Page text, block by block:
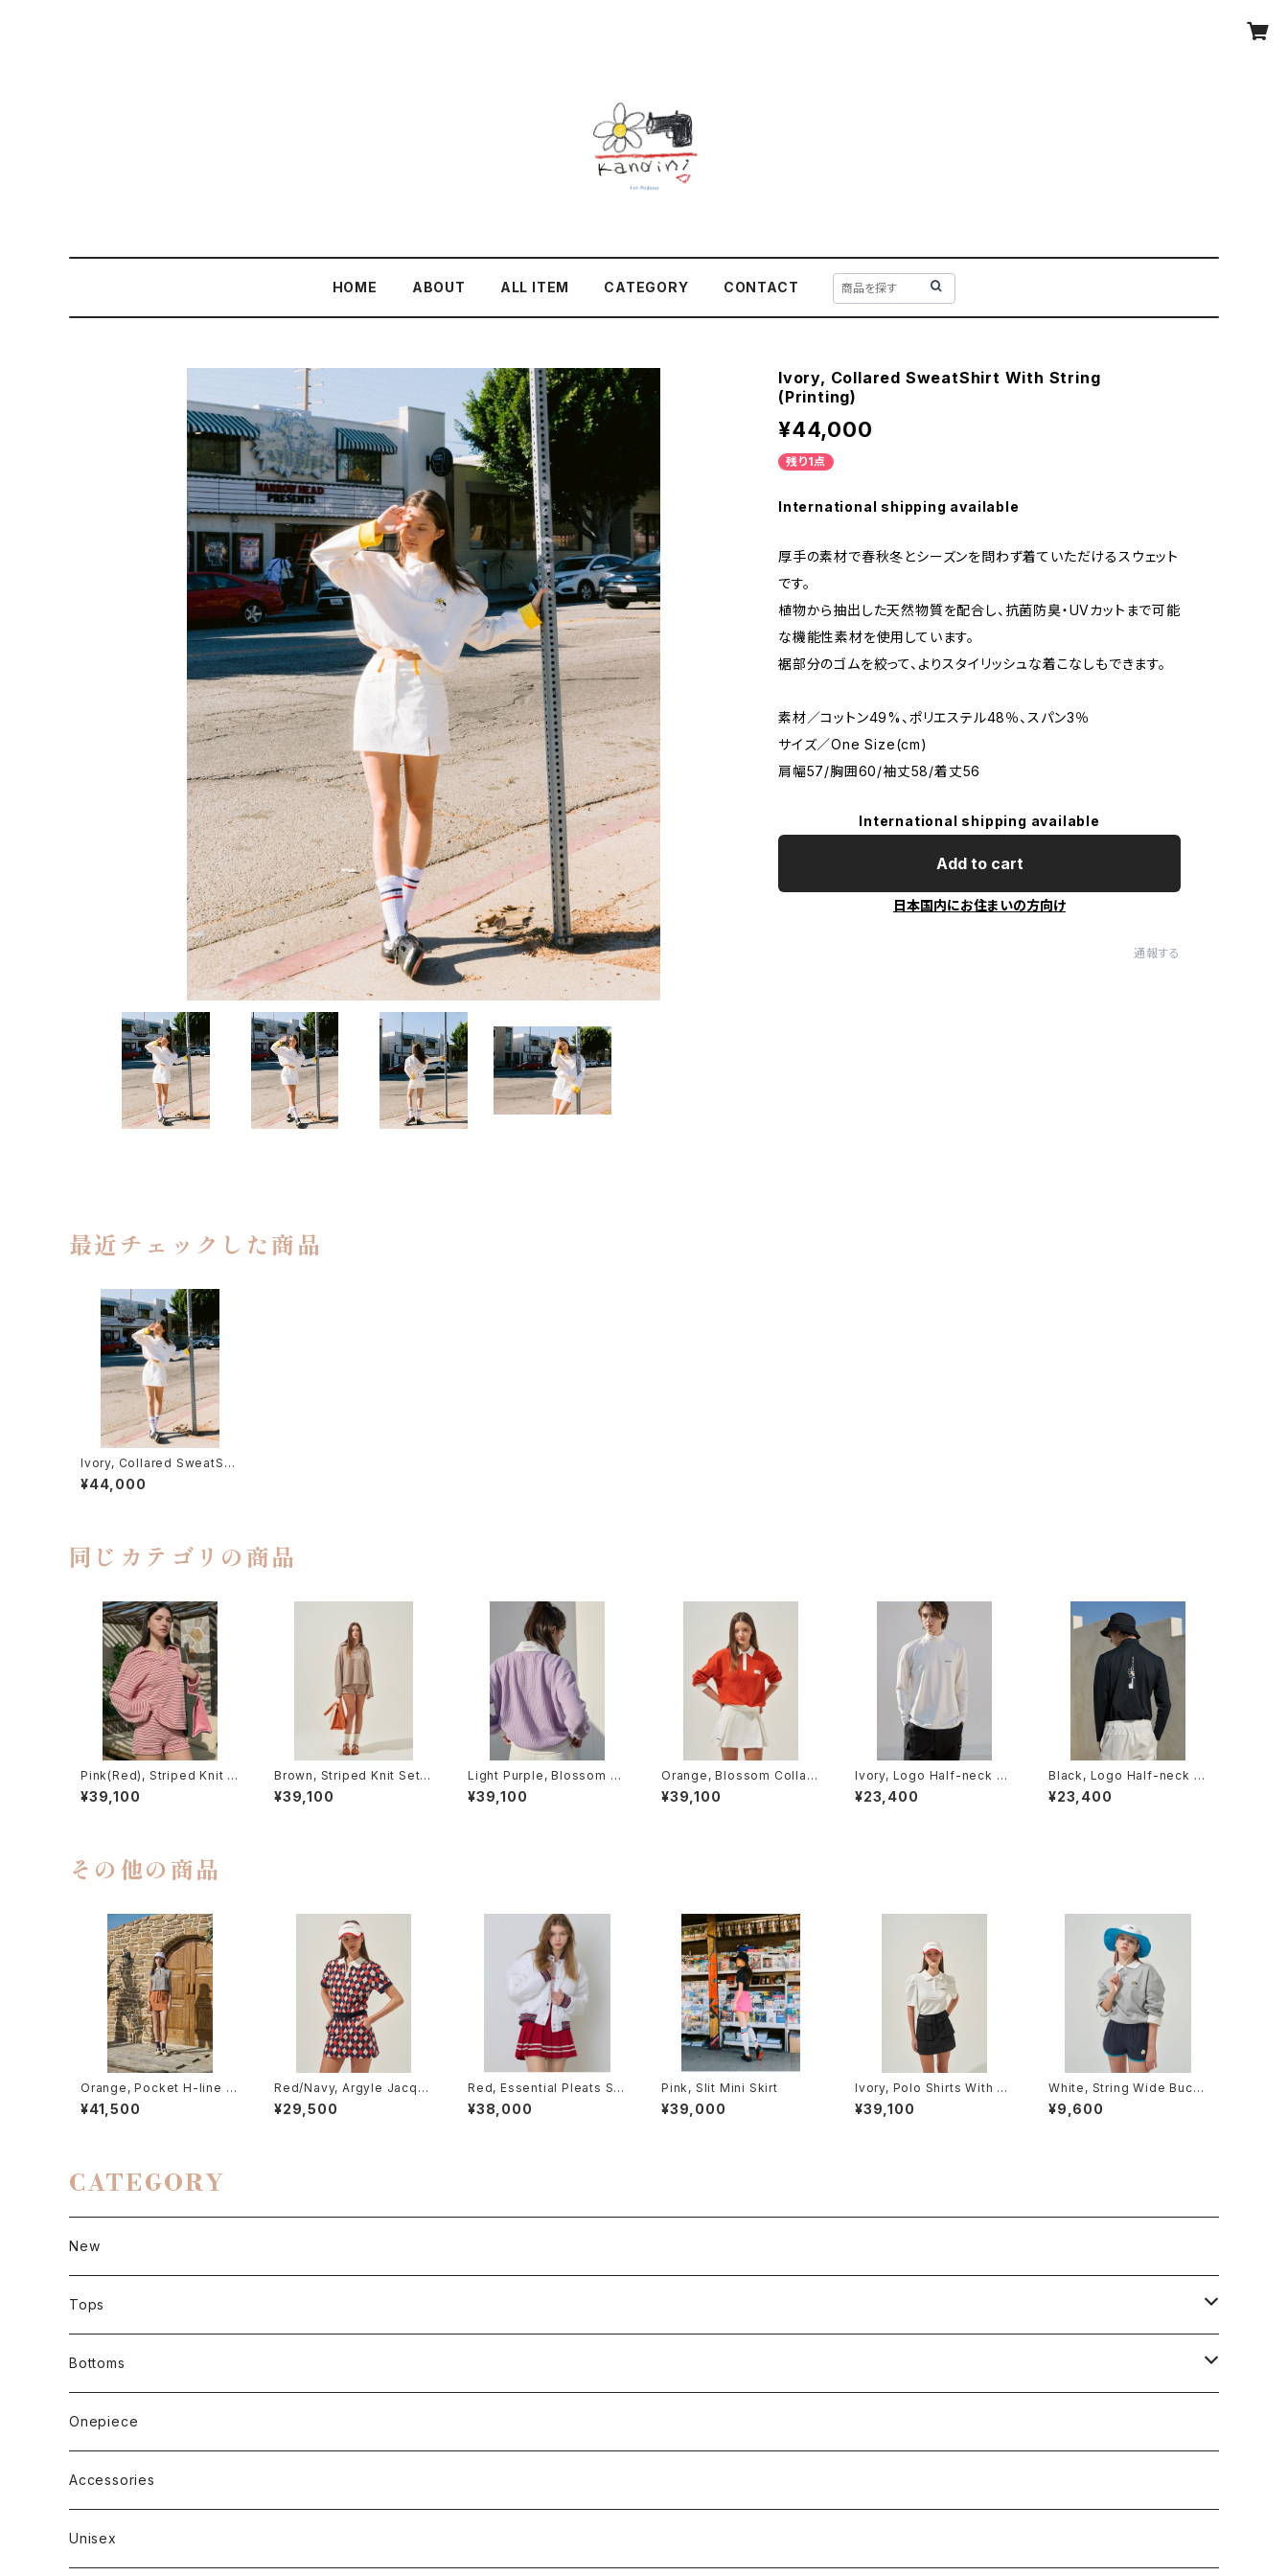
HOME ABOUT ALL ITEM CATEGORY CONTACT
Ivory, Collared SweatShirt With String
(Printing)
¥44,000
残り1点
International shipping available
厚手の素材で春秋冬とシーズンを問わず着ていただけるスウェット
です。
植物から抽出した天然物質を配合し、抗菌防臭・UVカットまで可能
な機能性素材を使用しています。
裾部分のゴムを絞って、よりスタイリッシュな着こなしもできます。
素材／コットン49%、ポリエステル48％、スパン3％
サイズ／One Size(cm)
肩幅57/胸囲60/袖丈58/着丈56
International shipping available
Add to cart
日本国内にお住まいの方向け
通報する
最近チェックした商品
Ivory, Collared SweatShir
t With String (Printing)
¥44,000
同じカテゴリの商品
Pink(Red), Striped Knit S
et-up
¥39,100
Brown, Striped Knit Set-
up
¥39,100
Light Purple, Blossom C
ollar Knit
¥39,100
Orange, Blossom Collar
Knit
¥39,100
Ivory, Logo Half-neck T-
Shirt (Unisex)
¥23,400
Black, Logo Half-neck T
-Shirt (Unisex)
¥23,400
その他の商品
Orange, Pocket H-line S
kirt
¥41,500
Red/Navy, Argyle Jacqua
rd Skirt
¥29,500
Red, Essential Pleats Ski
rt
¥38,000
Pink, Slit Mini Skirt
¥39,000
Ivory, Polo Shirts With Pu
ff Sleeve / Short (Light V
er.)
¥39,100
White, String Wide Buck
et Hat
¥9,600
CATEGORY
New
Tops
Short sleeve
Long sleeve
Sleeveless
Outer
Bottoms
Pants
Skirt
Onepiece
Accessories
Unisex